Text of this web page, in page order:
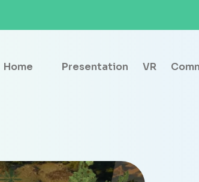
Home Presentation VR